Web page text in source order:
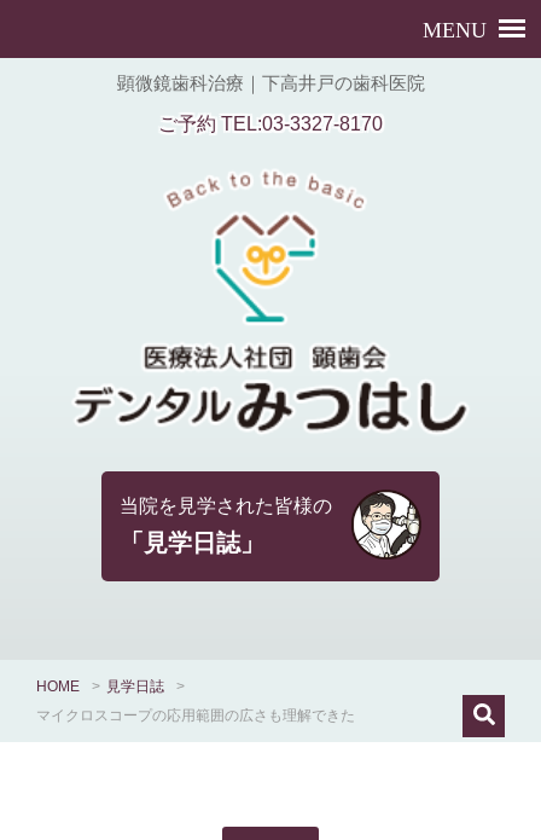
顕微鏡歯科治療｜下高井戸の歯科医院
ご予約 TEL:03-3327-8170
当院を見学された皆様の
「見学日誌」
HOME > 見学日誌
>
マイクロスコープの応用範囲の広さも理解できた